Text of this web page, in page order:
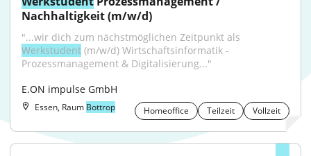
Nachhaltigkeit (m/w/d)
Werkstudent (m/w/d) Wirtschaftsinformatik -
Prozessmanagement & Digitalisierung..."
E.ON impulse GmbH
Essen, Raum Bottrop Homeoffice Teilzeit Vollzeit